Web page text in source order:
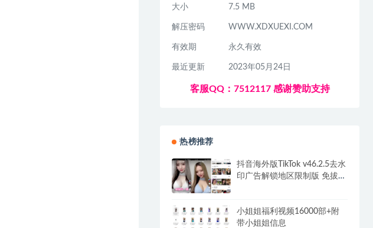
大小 7.5 MB
解压密码 WWW.XDXUEXI.COM
有效期 永久有效
最近更新 2023年05月24日
客服QQ：7512117 感谢赞助支持
热榜推荐
抖音海外版TikTok v46.2.5去水
印广告解锁地区限制版 免拔卡
小姐姐福利视频16000部+附
带小姐姐信息